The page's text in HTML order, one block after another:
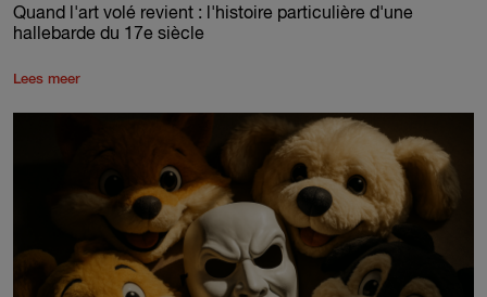
Quand l'art volé revient : l'histoire particulière d'une
hallebarde du 17e siècle
Lees meer